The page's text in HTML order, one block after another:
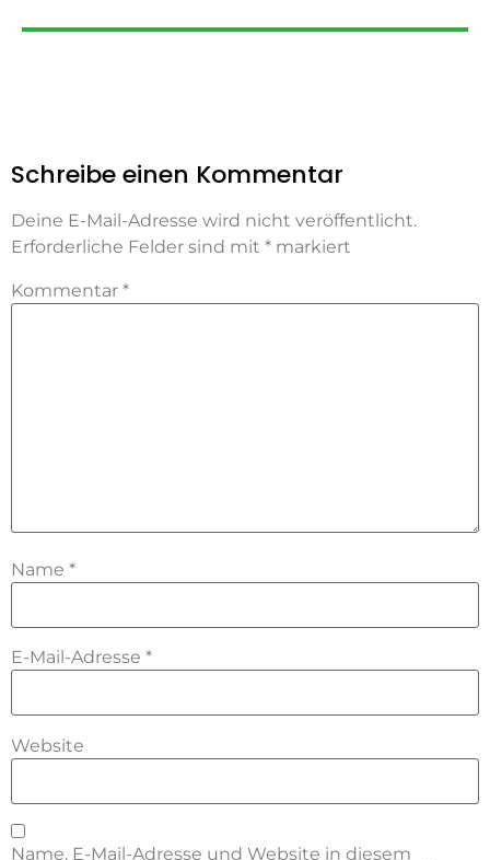
Schreibe einen Kommentar
Deine E-Mail-Adresse wird nicht veröffentlicht.
Erforderliche Felder sind mit * markiert
Kommentar *
Name *
E-Mail-Adresse *
Website
Name, E-Mail-Adresse und Website in diesem